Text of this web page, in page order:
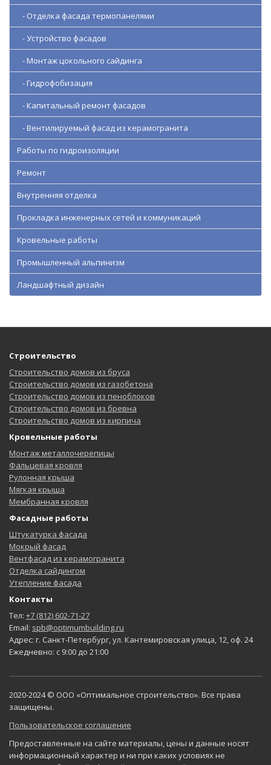
- Отделка фасада термопанелями
- Устройство фасадов
- Монтаж цокольного сайдинга
- Гидрофобизация
- Капитальный ремонт фасадов
- Вентилируемый фасад из керамогранита
Работы по гидроизоляции
Ремонт
Внутренняя отделка
Прокладка инженерных сетей и коммуникаций
Кровельные работы
Промышленный альпинизм
Ландшафтный дизайн
Строительство
Строительство домов из бруса
Строительство домов из газобетона
Строительство домов из пеноблоков
Строительство домов из бревна
Строительство домов из кирпича
Кровельные работы
Монтаж металлочерепицы
Фальцевая кровля
Рулонная крыша
Мягкая крыша
Мембранная кровля
Фасадные работы
Штукатурка фасада
Мокрый фасад
Вентфасад из керамогранита
Отделка сайдингом
Утепление фасада
Контакты
Тел: +7 (812) 602-71-27
Email: spb@optimumbuilding.ru
Адрес: г. Санкт-Петербург, ул. Кантемировская улица, 12, оф. 24
Ежедневно: с 9:00 до 21:00
2020-2024 © ООО «Оптимальное строительство». Все права
защищены.
Пользовательское соглашение
Предоставленные на сайте материалы, цены и данные носят
информационный характер и ни при каких условиях не